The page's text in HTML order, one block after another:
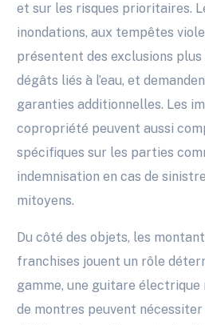
et sur les risques prioritaires.
inondations, aux tempêtes
présentent des exclusions
dégâts liés à l’eau, et
garanties additionnelles. Les
copropriété peuvent aussi
spécifiques sur les parties
indemnisation en cas de
mitoyens.
Du côté des objets, les
franchises jouent un rôle
gamme, une guitare
de montres peuvent nécessiter